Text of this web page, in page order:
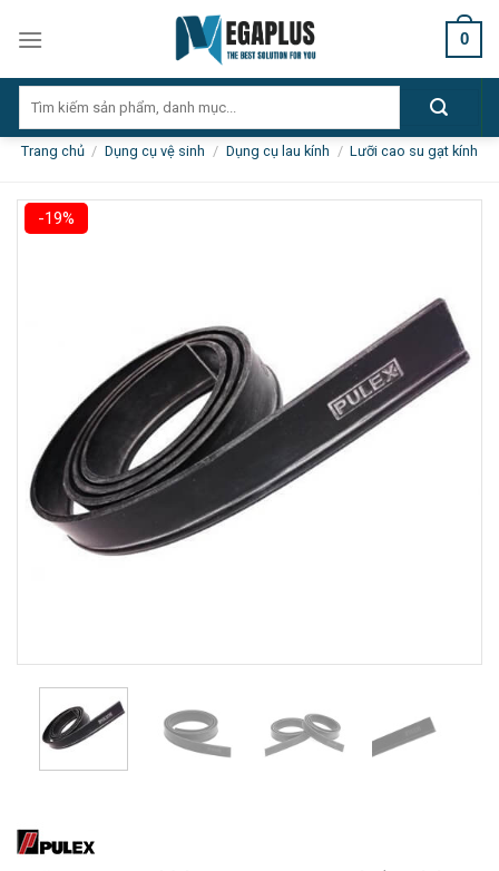
0
kiếm:
Trang chủ / Dụng cụ vệ sinh / Dụng cụ lau kính / Lưỡi cao su gạt kính
-19%